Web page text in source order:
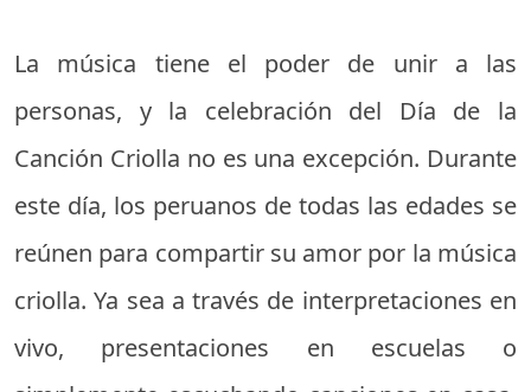
La música tiene el poder de unir a las
personas, y la celebración del Día de la
Canción Criolla no es una excepción. Durante
este día, los peruanos de todas las edades se
reúnen para compartir su amor por la música
criolla. Ya sea a través de interpretaciones en
vivo, presentaciones en escuelas o